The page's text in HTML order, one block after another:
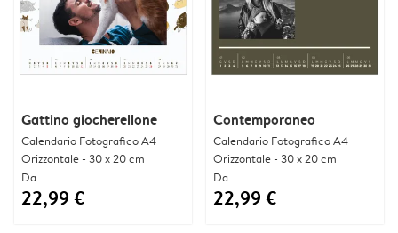
Gattino giocherellone
Calendario Fotografico A4
Orizzontale - 30 x 20 cm
Da
22,99 €
Contemporaneo
Calendario Fotografico A4
Orizzontale - 30 x 20 cm
Da
22,99 €